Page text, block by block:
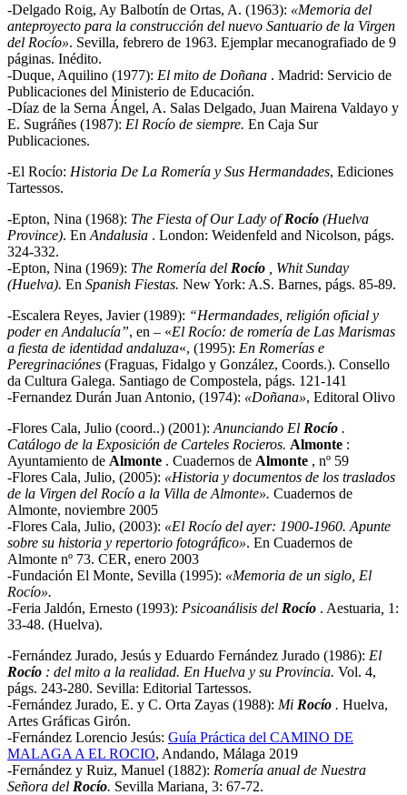
-Delgado Roig, Ay Balbotín de Ortas, A. (1963): «Memoria del
anteproyecto para la construcción del nuevo Santuario de la Virgen
del Rocío». Sevilla, febrero de 1963. Ejemplar mecanografiado de 9
páginas. Inédito.
-Duque, Aquilino (1977): El mito de Doñana . Madrid: Servicio de
Publicaciones del Ministerio de Educación.
-Díaz de la Serna Ángel, A. Salas Delgado, Juan Mairena Valdayo y
E. Sugráñes (1987): El Rocío de siempre. En Caja Sur
Publicaciones.
-El Rocío: Historia De La Romería y Sus Hermandades, Ediciones
Tartessos.
-Epton, Nina (1968): The Fiesta of Our Lady ofRocío (Huelva
Province). En Andalusia . London: Weidenfeld and Nicolson, págs.
324-332.
-Epton, Nina (1969): The Romería del Rocío , Whit Sunday
(Huelva). En Spanish Fiestas. New York: A.S. Barnes, págs. 85-89.
-Escalera Reyes, Javier (1989): “Hermandades, religión oficial y
poder en Andalucía”, en – «El Rocío: de romería de Las Marismas
a fiesta de identidad andaluza«, (1995): En Romerías e
Peregrinaciónes (Fraguas, Fidalgo y González, Coords.). Consello
da Cultura Galega. Santiago de Compostela, págs. 121-141
-Fernandez Durán Juan Antonio, (1974): «Doñana», Editoral Olivo
-Flores Cala, Julio (coord..) (2001): Anunciando El Rocío .
Catálogo de la Exposición de Carteles Rocieros. Almonte :
Ayuntamiento de Almonte . Cuadernos de Almonte , nº 59
-Flores Cala, Julio, (2005): «Historia y documentos de los traslados
de la Virgen del Rocío a la Villa de Almonte». Cuadernos de
Almonte, noviembre 2005
-Flores Cala, Julio, (2003): «El Rocío del ayer: 1900-1960. Apunte
sobre su historia y repertorio fotográfico». En Cuadernos de
Almonte nº 73. CER, enero 2003
-Fundación El Monte, Sevilla (1995): «Memoria de un siglo, El
Rocío».
-Feria Jaldón, Ernesto (1993): Psicoanálisis del Rocío . Aestuaria 1:
33-48. (Huelva).
-Fernández Jurado, Jesús y Eduardo Fernández Jurado (1986): El
Rocío : del mito a la realidad. En Huelva y su Provincia. Vol. 4,
págs. 243-280. Sevilla: Editorial Tartessos.
-Fernández Jurado, E. y C. Orta Zayas (1988): Mi Rocío . Huelva,
Artes Gráficas Girón.
-Fernández Lorencio Jesús: Guía Práctica del CAMINO DE
MALAGA A EL ROCIO, Andando, Málaga 2019
-Fernández y Ruiz, Manuel (1882): Romería anual de Nuestra
Señora del Rocío. Sevilla Mariana 3: 67-72.